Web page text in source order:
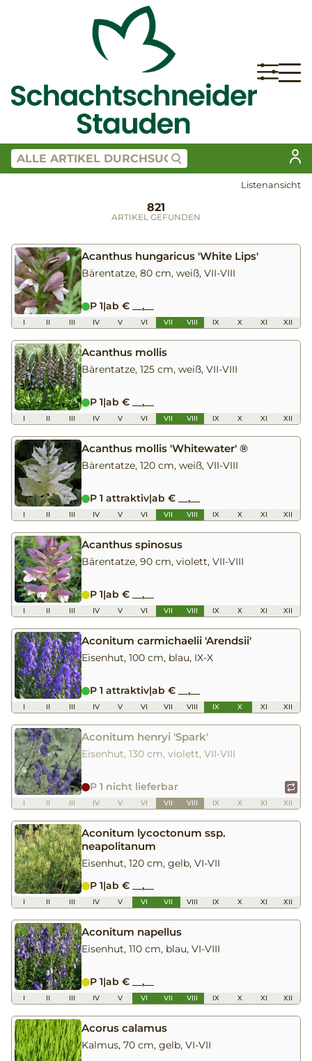
Listenansicht
821
ARTIKEL GEFUNDEN
Acanthus hungaricus 'White Lips'
Bärentatze, 80 cm, weiß, VII-VIII
P 1|ab € __,__
I II III IV V VI VII VIII IX X XI XII
Acanthus mollis
Bärentatze, 125 cm, weiß, VII-VIII
P 1|ab € __,__
I II III IV V VI VII VIII IX X XI XII
Acanthus mollis 'Whitewater' ®
Bärentatze, 120 cm, weiß, VII-VIII
P 1 attraktiv|ab € __,__
I II III IV V VI VII VIII IX X XI XII
Acanthus spinosus
Bärentatze, 90 cm, violett, VII-VIII
P 1|ab € __,__
I II III IV V VI VII VIII IX X XI XII
Aconitum carmichaelii 'Arendsii'
Eisenhut, 100 cm, blau, IX-X
P 1 attraktiv|ab € __,__
I II III IV V VI VII VIII IX X XI XII
Aconitum henryi 'Spark'
Eisenhut, 130 cm, violett, VII-VIII
P 1 nicht lieferbar
I II III IV V VI VII VIII IX X XI XII
Aconitum lycoctonum ssp.
neapolitanum
Eisenhut, 120 cm, gelb, VI-VII
P 1|ab € __,__
I II III IV V VI VII VIII IX X XI XII
Aconitum napellus
Eisenhut, 110 cm, blau, VI-VIII
P 1|ab € __,__
I II III IV V VI VII VIII IX X XI XII
Acorus calamus
Kalmus, 70 cm, gelb, VI-VII